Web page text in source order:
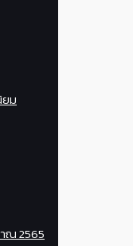
ม
ณ 2565